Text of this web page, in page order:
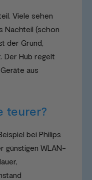
Viele sehen
Nachteil (schon
der Grund,
Der Hub regelt
aus
teurer?
bei Philips
günstigen WLAN-